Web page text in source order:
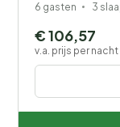
6 gasten 3
€ 106,57
v.a. prijs per nacht